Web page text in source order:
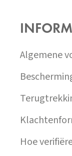
Algemene
Hoe